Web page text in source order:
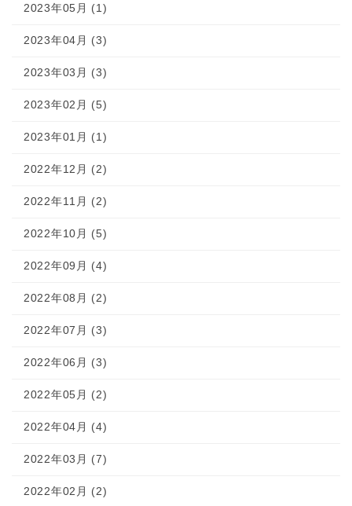
2023年05月 (1)
2023年04月 (3)
2023年03月 (3)
2023年02月 (5)
2023年01月 (1)
2022年12月 (2)
2022年11月 (2)
2022年10月 (5)
2022年09月 (4)
2022年08月 (2)
2022年07月 (3)
2022年06月 (3)
2022年05月 (2)
2022年04月 (4)
2022年03月 (7)
2022年02月 (2)